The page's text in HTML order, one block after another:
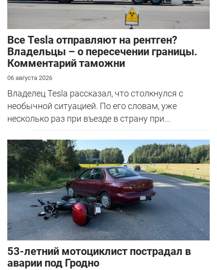
Все Tesla отправляют на рентген?
Владельцы – о пересечении границы.
Комментарий таможни
06 августа 2026
Владелец Tesla рассказал, что столкнулся с
необычной ситуацией. По его словам, уже
несколько раз при въезде в страну при...
53-летний мотоциклист пострадал в
аварии под Гродно